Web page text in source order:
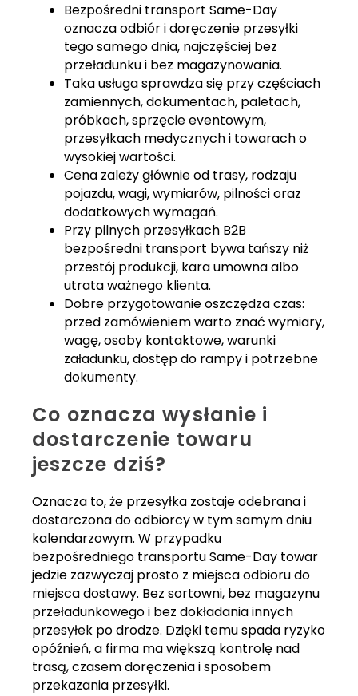
Bezpośredni transport Same-Day
oznacza odbiór i doręczenie przesyłki
tego samego dnia, najczęściej bez
przeładunku i bez magazynowania.
Taka usługa sprawdza się przy częściach
zamiennych, dokumentach, paletach,
próbkach, sprzęcie eventowym,
przesyłkach medycznych i towarach o
wysokiej wartości.
Cena zależy głównie od trasy, rodzaju
pojazdu, wagi, wymiarów, pilności oraz
dodatkowych wymagań.
Przy pilnych przesyłkach B2B
bezpośredni transport bywa tańszy niż
przestój produkcji, kara umowna albo
utrata ważnego klienta.
Dobre przygotowanie oszczędza czas:
przed zamówieniem warto znać wymiary,
wagę, osoby kontaktowe, warunki
załadunku, dostęp do rampy i potrzebne
dokumenty.
Co oznacza wysłanie i
dostarczenie towaru
jeszcze dziś?
Oznacza to, że przesyłka zostaje odebrana i
dostarczona do odbiorcy w tym samym dniu
kalendarzowym. W przypadku
bezpośredniego transportu Same-Day towar
jedzie zazwyczaj prosto z miejsca odbioru do
miejsca dostawy. Bez sortowni, bez magazynu
przeładunkowego i bez dokładania innych
przesyłek po drodze. Dzięki temu spada ryzyko
opóźnień, a firma ma większą kontrolę nad
trasą, czasem doręczenia i sposobem
przekazania przesyłki.